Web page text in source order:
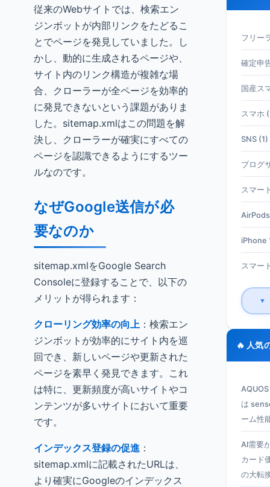
従来のWebサイトでは、検索エン
ジンボットが内部リンクをたどるこ
とでページを発見していました。し
かし、動的に生成されるページや、
サイト内のリンク構造が複雑な場
合、クローラーが全ページを効率的
に発見できないという課題がありま
した。sitemap.xmlはこの問題を解
決し、クローラーが確実にすべての
ページを認識できるようにするツー
ルなのです。
なぜGoogle送信が必
要なのか
sitemap.xmlをGoogle Search
Consoleに登録することで、以下の
メリットが得られます：
クローリング効率の向上 ：検索エン
ジンボットが効率的にサイト内を巡
回でき、新しいページや更新された
ページを素早く発見できます。これ
は特に、更新頻度が高いサイトやコ
ンテンツが多いサイトにおいて重要
です。
インデックス登録の促進 ：
sitemap.xmlに記載されたURLは、
より確実にGoogleのインデックス
フリー
確定申
国産ス
スマホ
SNS (1)
ブログ
スマー
iPhone
スマー
▼
🔥 人気
は
ーム性
AI需要
カード
の大転